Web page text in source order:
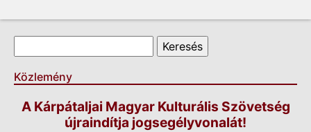
Keresés űrlap
Közlemény
A Kárpátaljai Magyar Kulturális Szövetség
újraindítja jogsegélyvonalát!